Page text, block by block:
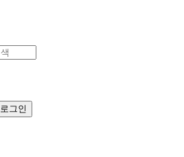
로그인